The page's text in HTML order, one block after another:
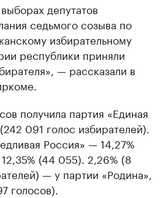
депутатов
седьмого созыва по
избирательному
республики приняли
— рассказали в
получила партия «Единая
091 голос избирателей).
Россия» — 14,27%
(44 055). 2,26% (8
— у партии «Родина»,
голосов).